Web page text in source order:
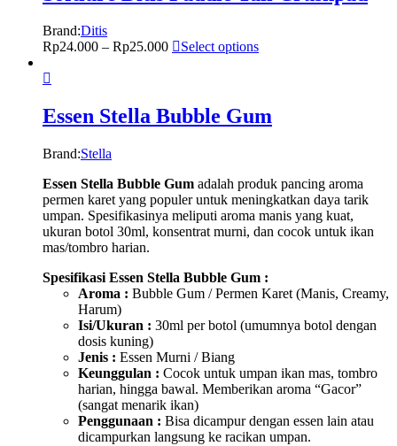
Brand:Ditis
Rp24.000 – Rp25.000 Select options
Essen Stella Bubble Gum
Brand:Stella
Essen Stella Bubble Gum adalah produk pancing aroma
permen karet yang populer untuk meningkatkan daya tarik
umpan. Spesifikasinya meliputi aroma manis yang kuat,
ukuran botol 30ml, konsentrat murni, dan cocok untuk ikan
mas/tombro harian.
Spesifikasi Essen Stella Bubble Gum :
Aroma : Bubble Gum / Permen Karet (Manis, Creamy,
Harum)
Isi/Ukuran : 30ml per botol (umumnya botol dengan
dosis kuning)
Jenis : Essen Murni / Biang
Keunggulan : Cocok untuk umpan ikan mas, tombro
harian, hingga bawal. Memberikan aroma “Gacor”
(sangat menarik ikan)
Penggunaan : Bisa dicampur dengan essen lain atau
dicampurkan langsung ke racikan umpan.